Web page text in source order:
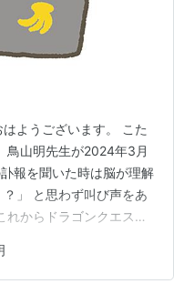
ようございます。 こた
鳥山明先生が2024年3月
報を聞いた時は脳が理解
」 と思わず叫び声をあ
からドラゴンクエスト
クスはドラゴンクエス
る方針を発表していま